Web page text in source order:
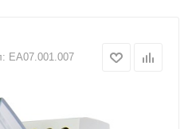
ЕА07.001.007